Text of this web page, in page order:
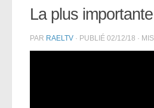
La plus
PAR RAELTV · PUBLIÉ 02/12/18 ·